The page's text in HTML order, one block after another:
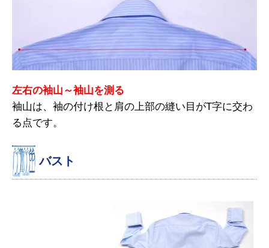
左右の袖山～袖山を測る
袖山は、袖の付け根と肩の上部の縫い目がT字に交わ
る点です。
バスト